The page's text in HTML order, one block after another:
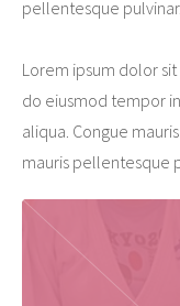
pellentesque pulvinar.
Lorem ipsum dolor
do eiusmod tempor
aliqua. Congue
mauris pellentesque